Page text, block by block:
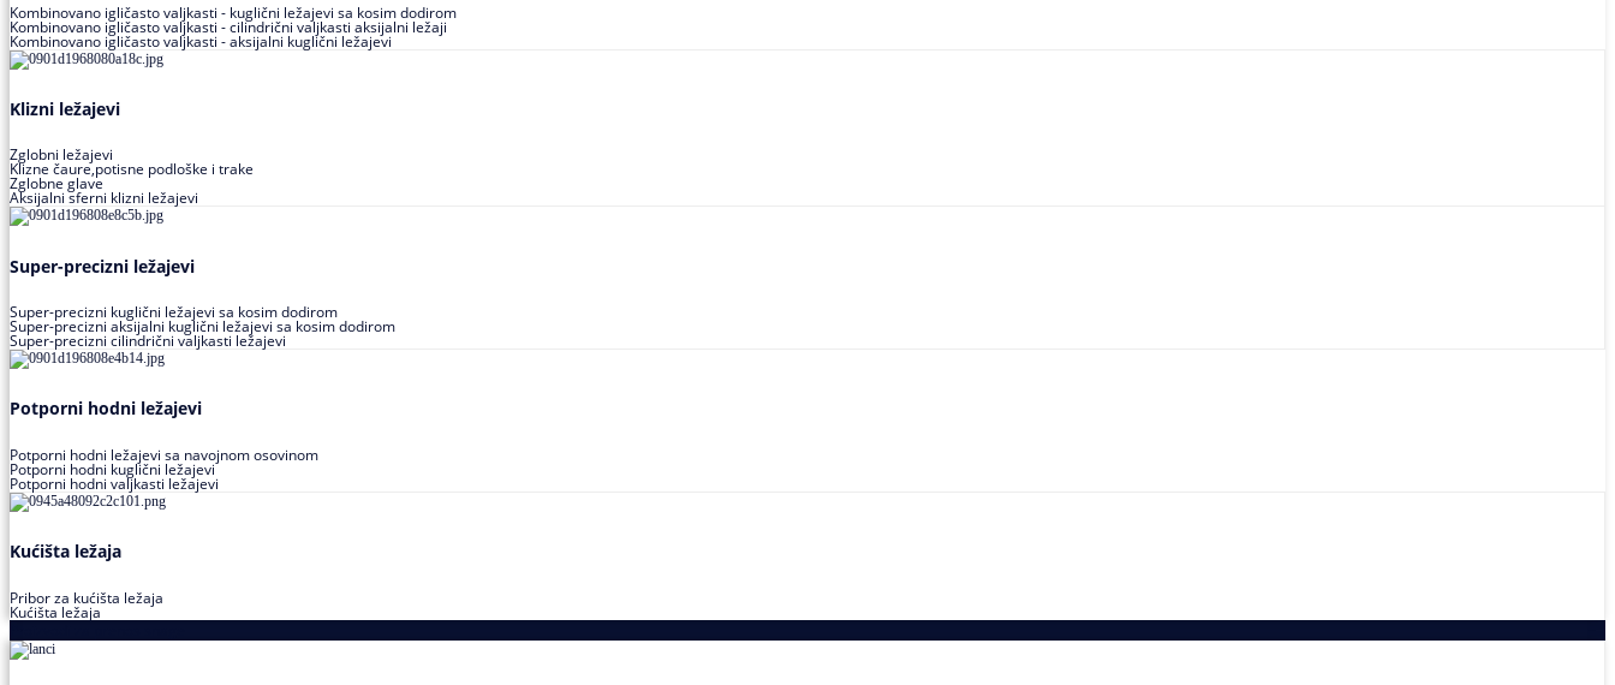
Kombinovano igličasto valjkasti - kuglični ležajevi sa kosim dodirom
Kombinovano igličasto valjkasti - cilindrični valjkasti aksijalni ležaji
Kombinovano igličasto valjkasti - aksijalni kuglični ležajevi
Klizni ležajevi
Zglobni ležajevi
Klizne čaure,potisne podloške i trake
Zglobne glave
Aksijalni sferni klizni ležajevi
Super-precizni ležajevi
Super-precizni kuglični ležajevi sa kosim dodirom
Super-precizni aksijalni kuglični ležajevi sa kosim dodirom
Super-precizni cilindrični valjkasti ležajevi
Potporni hodni ležajevi
Potporni hodni ležajevi sa navojnom osovinom
Potporni hodni kuglični ležajevi
Potporni hodni valjkasti ležajevi
Kućišta ležaja
Pribor za kućišta ležaja
Kućišta ležaja